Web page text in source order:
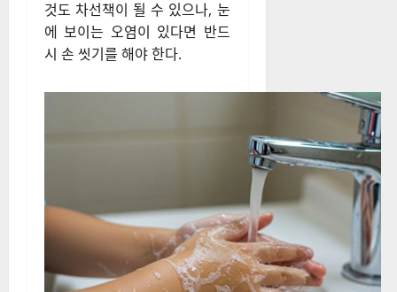
것도 차선책이 될 수 있으나, 눈
에 보이는 오염이 있다면 반드
시 손 씻기를 해야 한다.